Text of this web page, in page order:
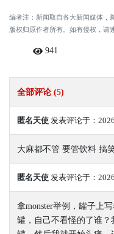
编者注：新闻取自各大新闻媒体，
版权归原作者所有。如有侵权，请
941
全部评论 (5)
匿名天使 发表评论于：
大麻都不管 要管饮料 搞
匿名天使 发表评论于：
拿monster举例，罐子上
罐，自己不看怪的了谁